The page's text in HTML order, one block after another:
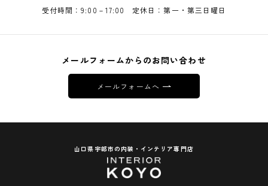
受付時間：9:00－17:00 定休日：第一・第三日曜日
メールフォームからのお問い合わせ
メールフォームへ
山口県宇部市の内装・インテリア専門店